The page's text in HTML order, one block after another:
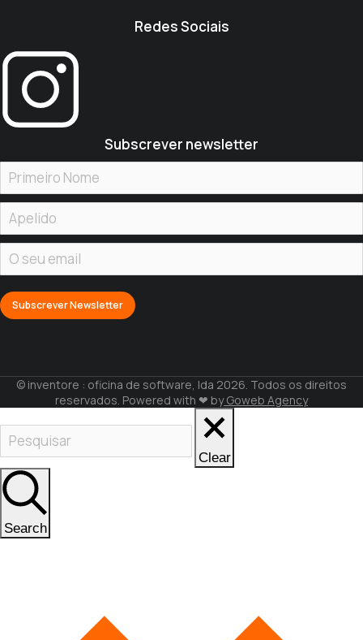
Redes Sociais
Subscrever newsletter
© inventore : oficina de software, lda 2026. Todos os direitos
reservados. Powered with ❤ byGoweb Agency
Clear
Search